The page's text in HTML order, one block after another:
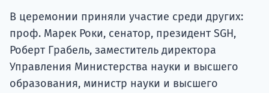
В церемонии приняли участие среди других:
проф. Марек Роки, сенатор, президент SGH,
Роберт Грабель, заместитель директора
Управления Министерства науки и высшего
образования, министр науки и высшего